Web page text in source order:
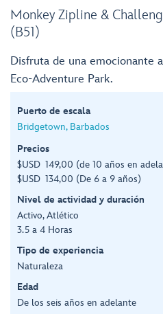
Monkey Zipline &
(B51)
Disfruta de una emocionante
Eco-Adventure Park.
Puerto de escala
Bridgetown, Barbados
Precios
$USD 149,00 (de 10 años en
$USD 134,00 (De 6 a 9 años)
Nivel de actividad y duración
Activo, Atlético
3.5 a 4 Horas
Tipo de experiencia
Naturaleza
Edad
De los seis años en adelante